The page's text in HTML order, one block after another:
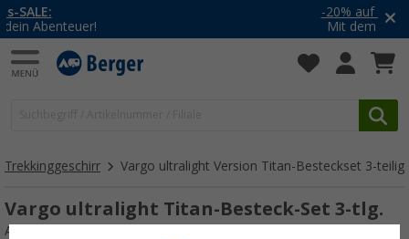
Trekkinggeschirr Vargo ultralight Version Titan-Besteckset 3-teilig
Vargo ultralight Titan-Besteck-Set 3-tlg.
Art.-Nr.: 556579